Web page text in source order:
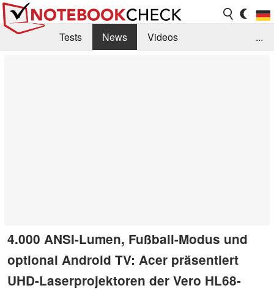
Tests News
Videos
...
4.000 ANSI-Lumen, Fußball-Modus und
optional Android TV: Acer präsentiert
UHD-Laserprojektoren der Vero HL68-